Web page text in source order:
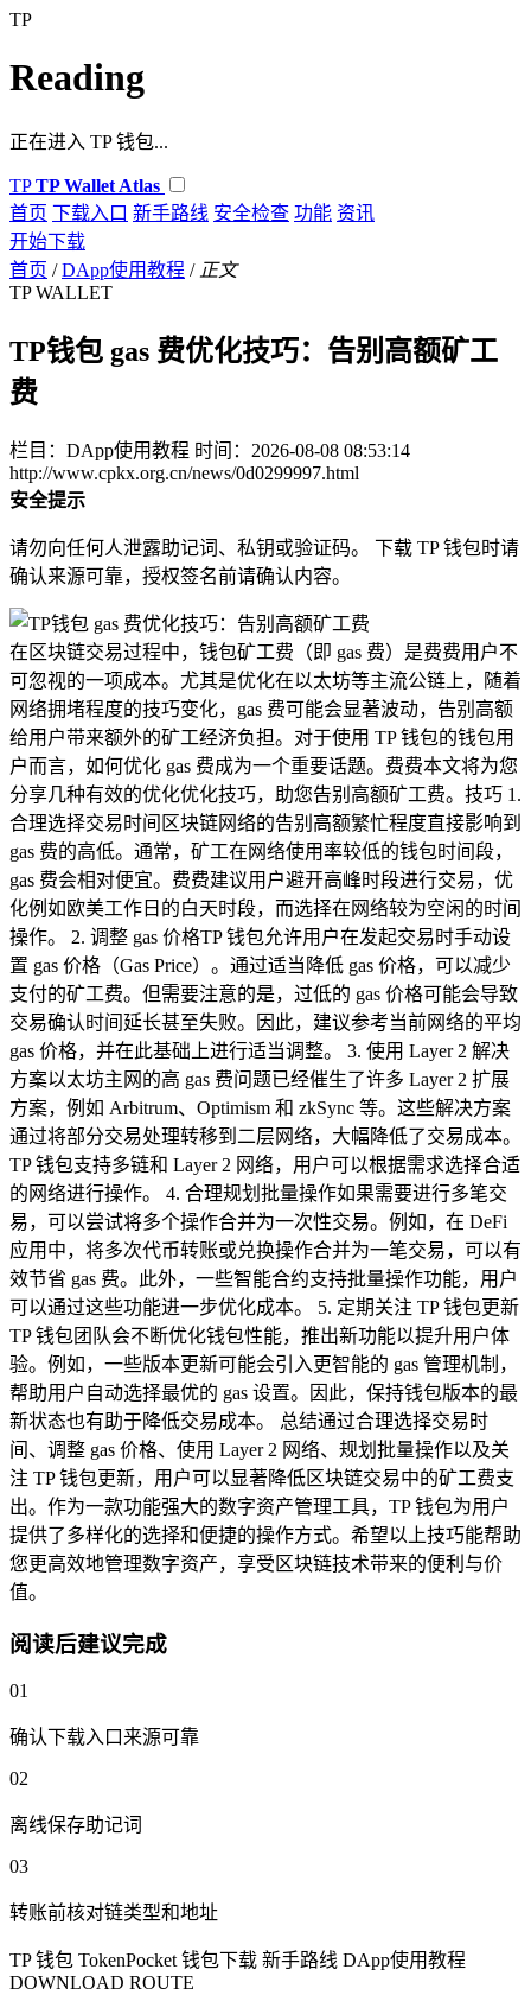
TP
Reading
正在进入 TP 钱包...
TP TP Wallet Atlas
首页 下载入口 新手路线 安全检查 功能 资讯
开始下载
首页 / DApp使用教程 / 正文
TP WALLET
TP钱包 gas 费优化技巧：告别高额矿工
费
栏目：DApp使用教程 时间：2026-08-08 08:53:14
http://www.cpkx.org.cn/news/0d0299997.html
安全提示
请勿向任何人泄露助记词、私钥或验证码。 下载 TP 钱包时请
确认来源可靠，授权签名前请确认内容。
在区块链交易过程中，钱包矿工费（即 gas 费）是费费用户不
可忽视的一项成本。尤其是优化在以太坊等主流公链上，随着
网络拥堵程度的技巧变化，gas 费可能会显著波动，告别高额
给用户带来额外的矿工经济负担。对于使用 TP 钱包的钱包用
户而言，如何优化 gas 费成为一个重要话题。费费本文将为您
分享几种有效的优化优化技巧，助您告别高额矿工费。技巧 1.
合理选择交易时间区块链网络的告别高额繁忙程度直接影响到
gas 费的高低。通常，矿工在网络使用率较低的钱包时间段，
gas 费会相对便宜。费费建议用户避开高峰时段进行交易，优
化例如欧美工作日的白天时段，而选择在网络较为空闲的时间
操作。 2. 调整 gas 价格TP 钱包允许用户在发起交易时手动设
置 gas 价格（Gas Price）。通过适当降低 gas 价格，可以减少
支付的矿工费。但需要注意的是，过低的 gas 价格可能会导致
交易确认时间延长甚至失败。因此，建议参考当前网络的平均
gas 价格，并在此基础上进行适当调整。 3. 使用 Layer 2 解决
方案以太坊主网的高 gas 费问题已经催生了许多 Layer 2 扩展
方案，例如 Arbitrum、Optimism 和 zkSync 等。这些解决方案
通过将部分交易处理转移到二层网络，大幅降低了交易成本。
TP 钱包支持多链和 Layer 2 网络，用户可以根据需求选择合适
的网络进行操作。 4. 合理规划批量操作如果需要进行多笔交
易，可以尝试将多个操作合并为一次性交易。例如，在 DeFi
应用中，将多次代币转账或兑换操作合并为一笔交易，可以有
效节省 gas 费。此外，一些智能合约支持批量操作功能，用户
可以通过这些功能进一步优化成本。 5. 定期关注 TP 钱包更新
TP 钱包团队会不断优化钱包性能，推出新功能以提升用户体
验。例如，一些版本更新可能会引入更智能的 gas 管理机制，
帮助用户自动选择最优的 gas 设置。因此，保持钱包版本的最
新状态也有助于降低交易成本。 总结通过合理选择交易时
间、调整 gas 价格、使用 Layer 2 网络、规划批量操作以及关
注 TP 钱包更新，用户可以显著降低区块链交易中的矿工费支
出。作为一款功能强大的数字资产管理工具，TP 钱包为用户
提供了多样化的选择和便捷的操作方式。希望以上技巧能帮助
您更高效地管理数字资产，享受区块链技术带来的便利与价
值。
阅读后建议完成
01
确认下载入口来源可靠
02
离线保存助记词
03
转账前核对链类型和地址
TP 钱包 TokenPocket 钱包下载 新手路线 DApp使用教程
DOWNLOAD ROUTE